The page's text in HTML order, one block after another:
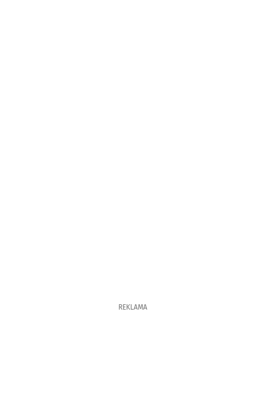
REKLAMA